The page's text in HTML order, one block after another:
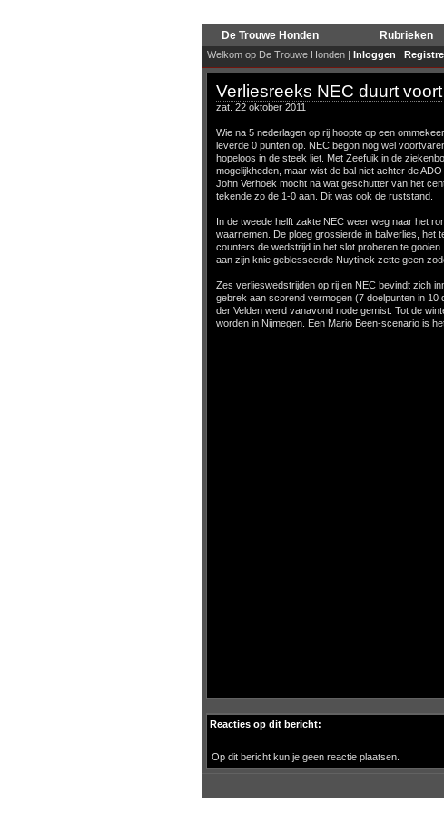
De Trouwe Honden Rubrieken
Welkom op De Trouwe Honden | Inloggen |
Verliesreeks NEC duurt voort
zat. 22 oktober 2011
Wie na 5 nederlagen op rij hoopte op een
leverde 0 punten op. NEC begon nog wel
hopeloos in de steek liet. Met Zeefuik in de
mogelijkheden, maar wist de bal niet achter de
John Verhoek mocht na wat geschutter van het
tekende zo de 1-0 aan. Dit was ook de ruststand.
In de tweede helft zakte NEC weer weg naar het
waarnemen. De ploeg grossierde in balverlies, het
counters de wedstrijd in het slot proberen te
aan zijn knie geblesseerde Nuytinck zette geen
Zes verlieswedstrijden op rij en NEC bevindt zich
gebrek aan scorend vermogen (7 doelpunten in
der Velden werd vanavond node gemist. Tot de
worden in Nijmegen. Een Mario Been-scenario is
Reacties op dit bericht:
Op dit bericht kun je geen reactie plaatsen.